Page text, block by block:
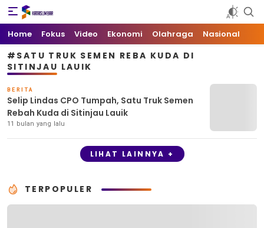
Kata Sumbar
Berita Sumbar Hari Ini
Home Fokus Video Ekonomi Olahraga Nasional
#SATU TRUK SEMEN REBA KUDA DI
SITINJAU LAUIK
BERITA
Selip Lindas CPO Tumpah, Satu Truk Semen
Rebah Kuda di Sitinjau Lauik
11 bulan yang lalu
LIHAT LAINNYA +
TERPOPULER